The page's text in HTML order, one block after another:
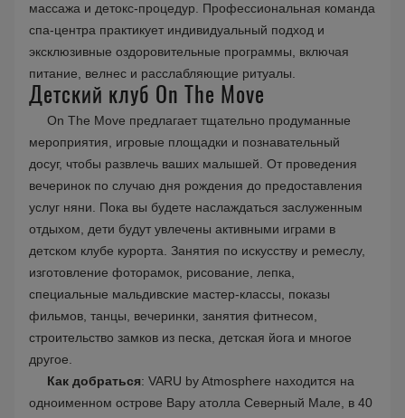
массажа и детокс-процедур. Профессиональная команда
спа-центра практикует индивидуальный подход и
эксклюзивные оздоровительные программы, включая
питание, велнес и расслабляющие ритуалы.
Детский клуб On The Move
On The Move предлагает тщательно продуманные
мероприятия, игровые площадки и познавательный
досуг, чтобы развлечь ваших малышей. От проведения
вечеринок по случаю дня рождения до предоставления
услуг няни. Пока вы будете наслаждаться заслуженным
отдыхом, дети будут увлечены активными играми в
детском клубе курорта. Занятия по искусству и ремеслу,
изготовление фоторамок, рисование, лепка,
специальные мальдивские мастер-классы, показы
фильмов, танцы, вечеринки, занятия фитнесом,
строительство замков из песка, детская йога и многое
другое.
Как добраться: VARU by Atmosphere находится на
одноименном острове Вару атолла Северный Мале, в 40